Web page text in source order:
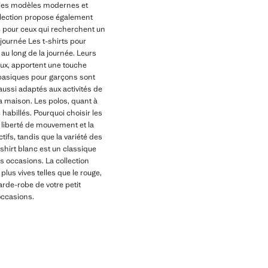
modèles modernes et
propose également
ceux qui recherchent un
Les t-shirts pour
long de la journée. Leurs
apportent une touche
pour garçons sont
adaptés aux activités de
maison. Les polos, quant à
Pourquoi choisir les
de mouvement et la
tandis que la variété des
blanc est un classique
occasions. La collection
vives telles que le rouge,
robe de votre petit